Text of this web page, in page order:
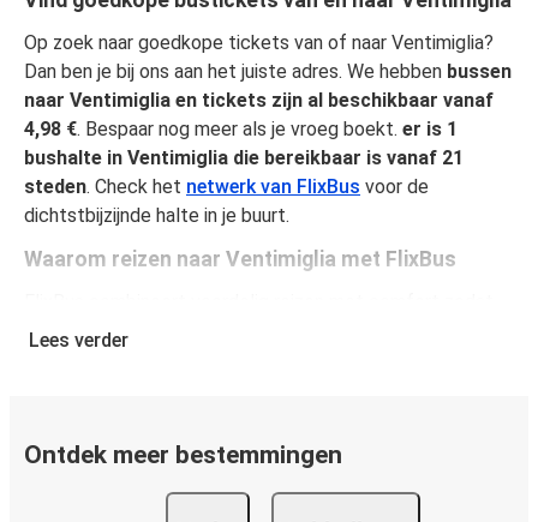
Op zoek naar goedkope tickets van of naar Ventimiglia?
Dan ben je bij ons aan het juiste adres. We hebben bussen
naar Ventimiglia en tickets zijn al beschikbaar vanaf
4,98 €. Bespaar nog meer als je vroeg boekt. er is 1
bushalte in Ventimiglia die bereikbaar is vanaf 21
steden. Check het netwerk van FlixBus voor de
dichtstbijzijnde halte in je buurt.
Waarom reizen naar Ventimiglia met FlixBus
passagiers van een unieke reiservaring kunnen genieten.
tijdens het boeken en per ticket mag je één stuk
handbagage en één stuk ruimbagage meenemen.
Lees verder
Ontdek meer bestemmingen